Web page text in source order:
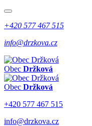
+420 577 467 515
info@drzkova.cz
Obec Držková
Obec Držková
+420 577 467 515
info@drzkova.cz